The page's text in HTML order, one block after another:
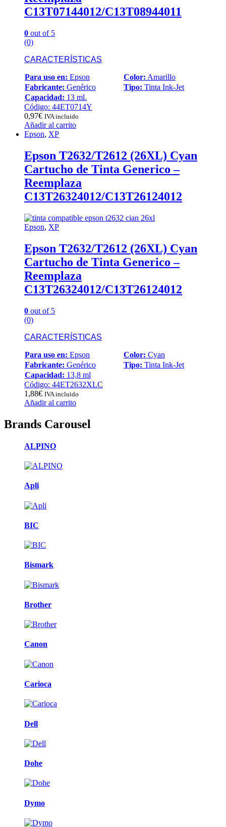
C13T07144012/C13T08944011
0 out of 5
(0)
CARACTERÍSTICAS
Para uso en: Epson Color: Amarillo
Fabricante: Genérico Tipo: Tinta Ink-Jet
Capacidad: 13 ml.
Código: 44ET0714Y
0,97€ IVA incluido
Añadir al carrito
Epson, XP
Epson T2632/T2612 (26XL) Cyan
Cartucho de Tinta Generico –
Reemplaza
C13T26324012/C13T26124012
Epson, XP
Epson T2632/T2612 (26XL) Cyan
Cartucho de Tinta Generico –
Reemplaza
C13T26324012/C13T26124012
0 out of 5
(0)
CARACTERÍSTICAS
Para uso en: Epson Color: Cyan
Fabricante: Genérico Tipo: Tinta Ink-Jet
Capacidad: 13,8 ml
Código: 44ET2632XLC
1,88€ IVA incluido
Añadir al carrito
Brands Carousel
ALPINO
Apli
BIC
Bismark
Brother
Canon
Carioca
Dell
Dohe
Dymo